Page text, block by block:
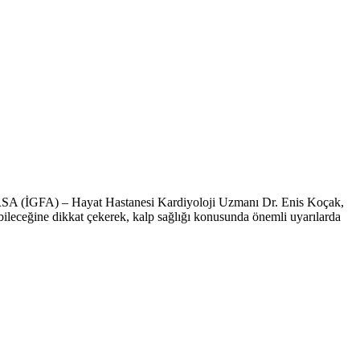
(İGFA) – Hayat Hastanesi Kardiyoloji Uzmanı Dr. Enis Koçak,
dikkat çekerek, kalp sağlığı konusunda önemli uyarılarda